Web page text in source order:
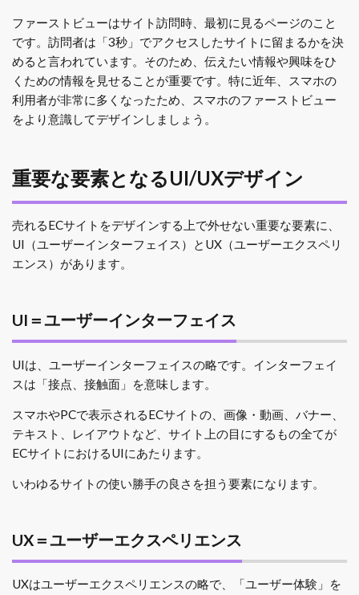
ファーストビューはサイト訪問時、最初に見るページのこと
です。訪問者は「3秒」でアクセスしたサイトに留まるかを決
めると言われています。そのため、伝えたい情報や興味をひ
くための情報を見せることが重要です。特に近年、スマホの
利用者が非常に多くなったため、スマホのファーストビュー
をより意識してデザインしましょう。
重要な要素となるUI/UXデザイン
売れるECサイトをデザインする上で外せない重要な要素に、
UI（ユーザーインターフェイス）とUX（ユーザーエクスペリ
エンス）があります。
UI＝ユーザーインターフェイス
UIは、ユーザーインターフェイスの略です。インターフェイ
スは「接点、接触面」を意味します。
スマホやPCで表示されるECサイトの、画像・動画、バナー、
テキスト、レイアウトなど、サイト上の目にするもの全てが
ECサイトにおけるUIにあたります。
いわゆるサイトの使い勝手の良さを担う要素になります。
UX＝ユーザーエクスペリエンス
UXはユーザーエクスペリエンスの略で、「ユーザー体験」を